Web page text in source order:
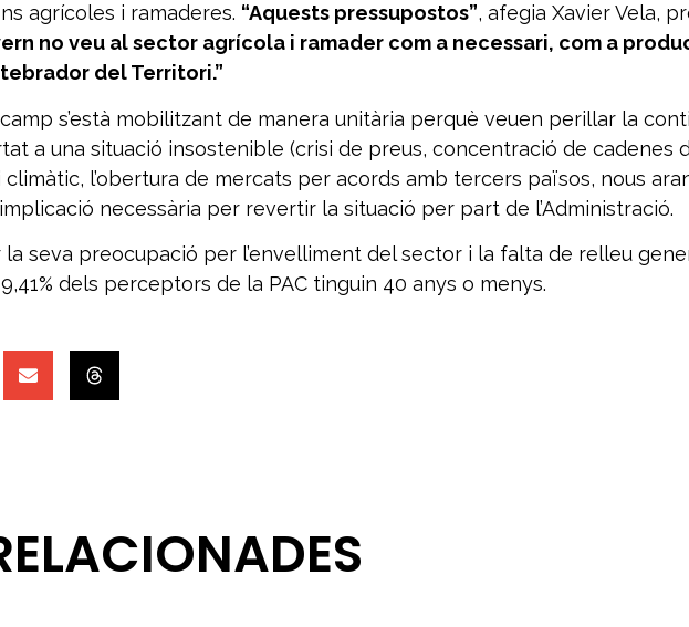
agrícoles i ramaderes. “Aquests pressupostos”, afegia Xavier Vela,
no veu al sector agrícola i ramader com a necessari, com a
del Territori.”
s’està mobilitzant de manera unitària perquè veuen perillar la
a una situació insostenible (crisi de preus, concentració de cadenes
l’obertura de mercats per acords amb tercers països, nous
necessària per revertir la situació per part de l’Administració.
seva preocupació per l’envelliment del sector i la falta de relleu
dels perceptors de la PAC tinguin 40 anys o menys.